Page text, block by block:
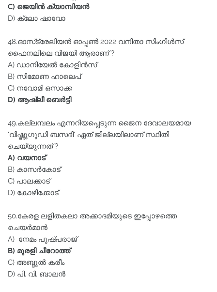
C) ജെയിൻ ക്യാമ്പിയൻ
D) ക്ലോ ഷാവോ
48.ഓസ്‌ട്രേലിയൻ ഓപ്പൺ 2022 വനിതാ സിംഗിൾസ്‌
ഫൈനലിലെ വിജയി ആരാണ്‌ ?
A) ഡാനിയേൽ കോളിൻസ്‌
B) സിമോണ ഹാലെപ്‌
C) നവോമി ഒസാക്ക
D) ആഷ്ലീ ബെർട്ടി
49.കല്ലമ്പലം എന്നറിയപ്പെടുന്ന ജൈന ദേവാലയമായ
'വിഷ്ണുഗുഡി ബസദി' ഏത്‌ ജില്ലയിലാണ്‌ സ്ഥിതി
ചെയ്യുന്നത്‌ ?
A) വയനാട്‌
B) കാസർകോട്‌
C) പാലക്കാട്‌
D) കോഴിക്കോട്‌
50.കേരള ലളിതകലാ അക്കാദമിയുടെ ഇപ്പോഴത്തെ
ചെയർമാൻ
A) നേമം പുഷ്പരാജ്‌
B) മുരളി ചീറോത്ത്‌
C) അബ്ദുൽ കരീം
D) പി. വി. ബാലൻ